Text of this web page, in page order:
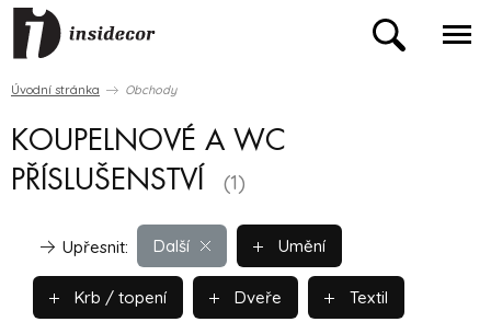
Úvodní stránka Obchody
KOUPELNOVÉ A WC
PŘÍSLUŠENSTVÍ
(1)
Další
Upřesnit: Umění
Krb / topení Dveře Textil